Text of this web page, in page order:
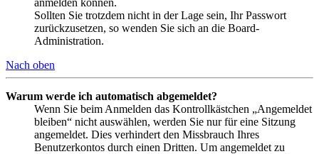
anmelden können.
Sollten Sie trotzdem nicht in der Lage sein, Ihr Passwort
zurückzusetzen, so wenden Sie sich an die Board-
Administration.
Nach oben
Warum werde ich automatisch abgemeldet?
Wenn Sie beim Anmelden das Kontrollkästchen „Angemeldet
bleiben“ nicht auswählen, werden Sie nur für eine Sitzung
angemeldet. Dies verhindert den Missbrauch Ihres
Benutzerkontos durch einen Dritten. Um angemeldet zu